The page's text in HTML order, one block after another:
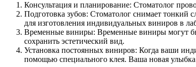
Консультация и планирование: Стоматолог
Подготовка зубов: Стоматолог снимает тонкий
для изготовления индивидуальных виниров в
Временные виниры: Временные виниры могут
сохранить эстетический вид.
Установка постоянных виниров: Когда ваши
помощью специального клея. Ваша новая